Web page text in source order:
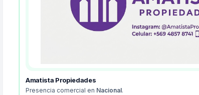
Amatista Propiedades
Presencia comercial en Nacional.